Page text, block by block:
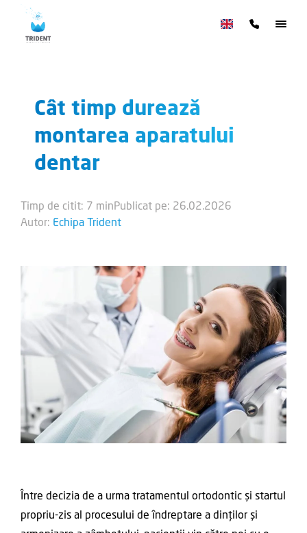
Cât timp durează
montarea aparatului
dentar
Timp de citit: 7 minPublicat pe: 26.02.2026
Autor: Echipa Trident
Între decizia de a urma tratamentul ortodontic și startul
propriu-zis al procesului de îndreptare a dinților și